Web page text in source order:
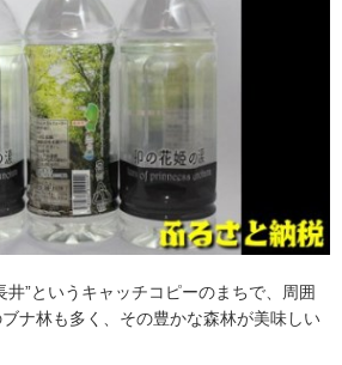
井”というキャッチコピーのまちで、周囲
ナ林も多く、その豊かな森林が美味しい